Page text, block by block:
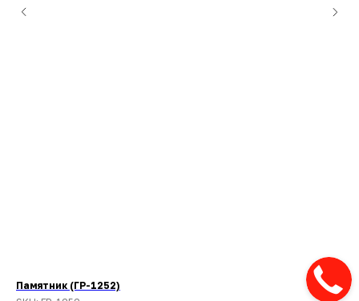
Памятник (ГР-1252)